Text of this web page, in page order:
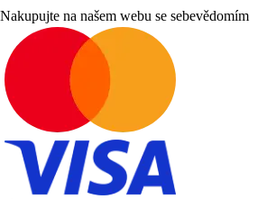
Nakupujte na našem webu se sebevědomím